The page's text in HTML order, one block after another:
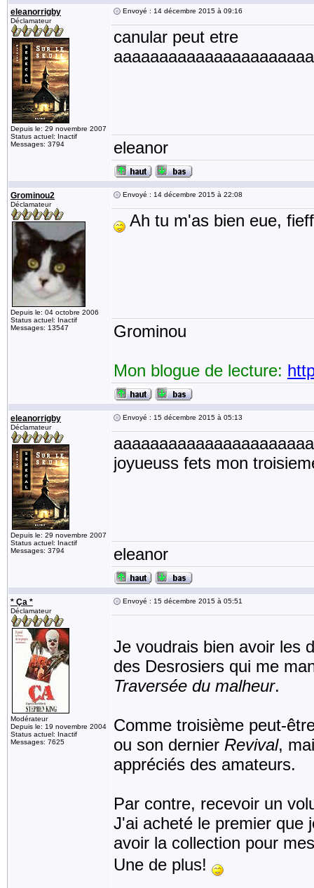
eleanorrigby
Déclamateur
Depuis le: 29 novembre 2007
Status actuel: Inactif
Messages: 3794
Envoyé : 14 décembre 2015 à 09:16
canular peut etre
eleanor
Grominou2
Déclamateur
Depuis le: 04 octobre 2006
Status actuel: Inactif
Messages: 13547
Envoyé : 14 décembre 2015 à 22:08
Ah tu m'as bien eue,
Grominou
Mon blogue de lecture:
eleanorrigby
Déclamateur
Depuis le: 29 novembre 2007
Status actuel: Inactif
Messages: 3794
Envoyé : 15 décembre 2015 à 05:13
joyueuss fets mon
eleanor
* Ça *
Déclamateur
Modérateur
Depuis le: 19 novembre 2004
Status actuel: Inactif
Messages: 7625
Envoyé : 15 décembre 2015 à 05:51
Je voudrais bien avoir les
des Desrosiers qui me
Traversée du malheur.
Comme troisième peut-
ou son dernier Revival,
appréciés des amateurs.
Par contre, recevoir un
J'ai acheté le premier que
avoir la collection pour
Une de plus!